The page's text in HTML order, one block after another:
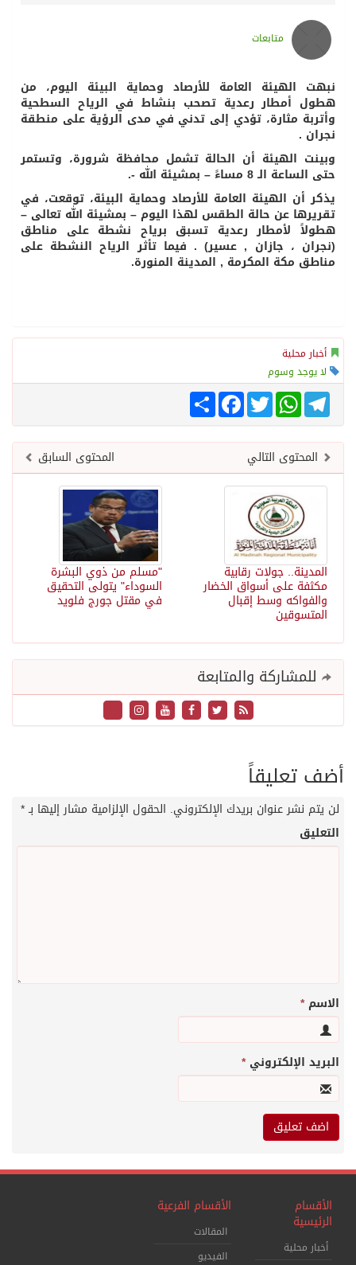
المحكمة العليا غدٍ الخميس هو المكمل لشهر رمضان
متابعات
نبهت الهيئة العامة للأرصاد وحماية البيئة اليوم، من
هطول أمطار رعدية تصحب بنشاط في الرياح السطحية
وأتربة مثارة، تؤدي إلى تدني في مدى الرؤية على منطقة
نجران .
وبينت الهيئة أن الحالة تشمل محافظة شرورة، وتستمر
حتى الساعة الـ 8 مساءً – بمشيئة الله -.
يذكر أن الهيئة العامة للأرصاد وحماية البيئة، توقعت، في
تقريرها عن حالة الطقس لهذا اليوم – بمشيئة الله تعالى –
هطولاً لأمطار رعدية تسبق برياح نشطة على مناطق
(نجران ، جازان , عسير) . فيما تأثر الرياح النشطة على
مناطق مكة المكرمة , المدينة المنورة.
أخبار محلية
لا يوجد وسوم
انشر
FacebookTwitter
WhatsAppTelegram
المحتوى السابق المحتوى التالي
"مسلم من ذوي البشرة
السوداء" يتولى التحقيق
في مقتل جورج فلويد
المدينة.. جولات رقابية
مكثفة على أسواق الخضار
والفواكه وسط إقبال
المتسوقين
للمشاركة والمتابعة
أضف تعليقاً
لن يتم نشر عنوان بريدك الإلكتروني. الحقول الإلزامية مشار إليها بـ*
التعليق
الاسم*
البريد الإلكتروني*
الأقسام
الرئيسية
أخبار محلية
الأقسام الفرعية
المقالات
الفيديو